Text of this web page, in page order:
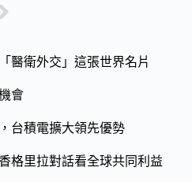
醫衛外交」這張世界名片
會
台積電擴大領先優勢
格里拉對話看全球共同利益